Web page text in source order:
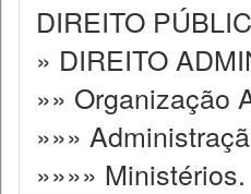
DIREITO
» DIREITO
»» Organização
»»»
»»»»